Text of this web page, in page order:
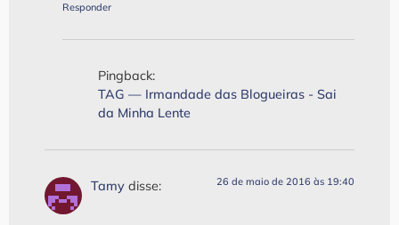
Responder
Pingback:
TAG — Irmandade das Blogueiras - Sai
da Minha Lente
Tamy disse: 26 de maio de 2016 às 19:40